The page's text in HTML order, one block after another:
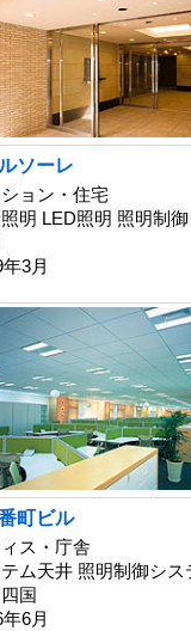
ソーレ
ョン・住宅
明 LED照明 照明制
3月
町ビル
ス・庁舎
ム天井 照明制御シス
国
6月